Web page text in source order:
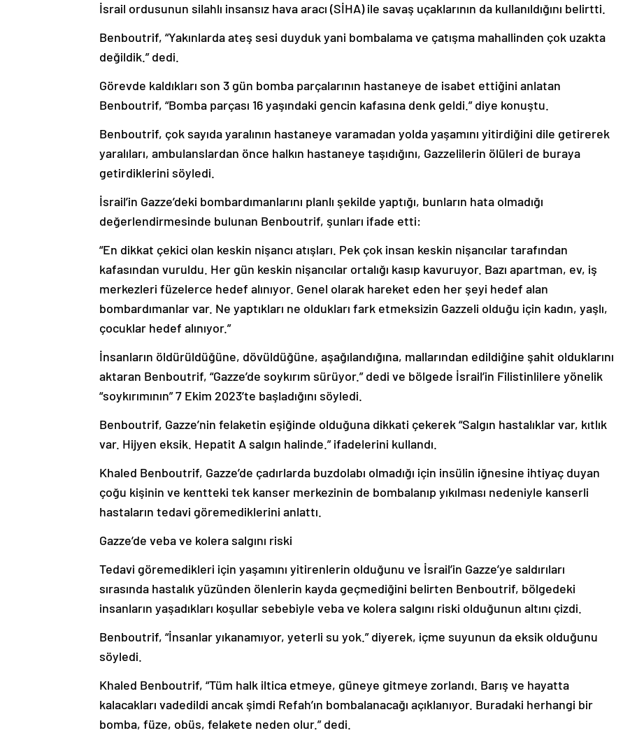
İsrail ordusunun silahlı insansız hava aracı (SİHA) ile savaş uçaklarının da kullanıldığını belirtti.
Benboutrif, “Yakınlarda ateş sesi duyduk yani bombalama ve çatışma mahallinden çok uzakta
değildik.” dedi.
Görevde kaldıkları son 3 gün bomba parçalarının hastaneye de isabet ettiğini anlatan
Benboutrif, “Bomba parçası 16 yaşındaki gencin kafasına denk geldi.” diye konuştu.
Benboutrif, çok sayıda yaralının hastaneye varamadan yolda yaşamını yitirdiğini dile getirerek
yaralıları, ambulanslardan önce halkın hastaneye taşıdığını, Gazzelilerin ölüleri de buraya
getirdiklerini söyledi.
İsrail’in Gazze’deki bombardımanlarını planlı şekilde yaptığı, bunların hata olmadığı
değerlendirmesinde bulunan Benboutrif, şunları ifade etti:
“En dikkat çekici olan keskin nişancı atışları. Pek çok insan keskin nişancılar tarafından
kafasından vuruldu. Her gün keskin nişancılar ortalığı kasıp kavuruyor. Bazı apartman, ev, iş
merkezleri füzelerce hedef alınıyor. Genel olarak hareket eden her şeyi hedef alan
bombardımanlar var. Ne yaptıkları ne oldukları fark etmeksizin Gazzeli olduğu için kadın, yaşlı,
çocuklar hedef alınıyor.”
İnsanların öldürüldüğüne, dövüldüğüne, aşağılandığına, mallarından edildiğine şahit olduklarını
aktaran Benboutrif, “Gazze’de soykırım sürüyor.” dedi ve bölgede İsrail’in Filistinlilere yönelik
“soykırımının” 7 Ekim 2023’te başladığını söyledi.
Benboutrif, Gazze’nin felaketin eşiğinde olduğuna dikkati çekerek “Salgın hastalıklar var, kıtlık
var. Hijyen eksik. Hepatit A salgın halinde.” ifadelerini kullandı.
Khaled Benboutrif, Gazze’de çadırlarda buzdolabı olmadığı için insülin iğnesine ihtiyaç duyan
çoğu kişinin ve kentteki tek kanser merkezinin de bombalanıp yıkılması nedeniyle kanserli
hastaların tedavi göremediklerini anlattı.
Gazze’de veba ve kolera salgını riski
Tedavi göremedikleri için yaşamını yitirenlerin olduğunu ve İsrail’in Gazze’ye saldırıları
sırasında hastalık yüzünden ölenlerin kayda geçmediğini belirten Benboutrif, bölgedeki
insanların yaşadıkları koşullar sebebiyle veba ve kolera salgını riski olduğunun altını çizdi.
Benboutrif, “İnsanlar yıkanamıyor, yeterli su yok.” diyerek, içme suyunun da eksik olduğunu
söyledi.
Khaled Benboutrif, “Tüm halk iltica etmeye, güneye gitmeye zorlandı. Barış ve hayatta
kalacakları vadedildi ancak şimdi Refah’ın bombalanacağı açıklanıyor. Buradaki herhangi bir
bomba, füze, obüs, felakete neden olur.” dedi.